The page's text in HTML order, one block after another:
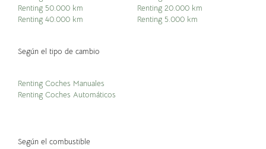
Renting 50.000 km
Renting 40.000 km
Renting 20.000 km
Renting 5.000 km
Según el tipo de cambio
Renting Coches Manuales
Renting Coches Automáticos
Según el combustible